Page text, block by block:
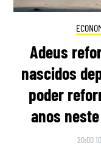
Adeus
nascidos
poder
anos
20:00